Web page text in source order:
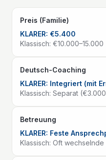
Preis (Familie)
KLARER: €5.400
Klassisch: €10.000–15.000
Deutsch-Coaching
KLARER: Integriert (mit
Klassisch: Separat
Betreuung
KLARER: Feste
Klassisch: Oft wechselnde